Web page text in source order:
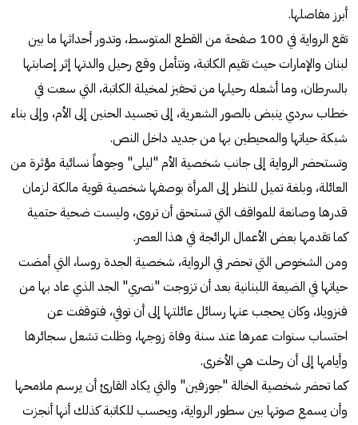
أبرز مفاصلها.
تقع الرواية في 100 صفحة من القطع المتوسط، وتدور أحداثها ما بين
لبنان والإمارات حيث تقيم الكاتبة، وتتأمل وقع رحيل والدتها إثر إصابتها
بالسرطان، وما أشعله رحيلها من تحفيز لمخيلة الكاتبة، التي سعت في
خطاب سردي ينبض بالصور الشعرية، إلى تجسيد الحنين إلى الأم، وإلى بناء
شبكة حياتها والمحيطين بها من جديد داخل النص.
وتستحضر الرواية إلى جانب شخصية الأم "ليلى" وجوهاً نسائية مؤثرة من
العائلة، وبلغة تميل للنظر إلى المرأة بوصفها شخصية قوية مالكة لزمان
قدرها وصانعة للمواقف التي تستحق أن تروى، وليست ضحية حتمية
كما تقدمها بعض الأعمال الرائجة في هذا العصر.
ومن الشخوص التي تحضر في الرواية، شخصية الجدة روسا، التي أمضت
حياتها في الضيعة اللبنانية بعد أن تزوجت "نصري" الجد الذي عاد بها من
فنزويلا، وكان يحجب عنها رسائل عائلتها إلى أن توفي، فتوقفت عن
احتساب سنوات عمرها عند سنة وفاة زوجها، وظلت تشعل سجائرها
وأيامها إلى أن رحلت هي الأخرى.
كما تحضر شخصية الخالة "جوزفين" والتي يكاد القارئ أن يرسم ملامحها
وأن يسمع صوتها بين سطور الرواية، ويحسب للكاتبة كذلك أنها أنجزت